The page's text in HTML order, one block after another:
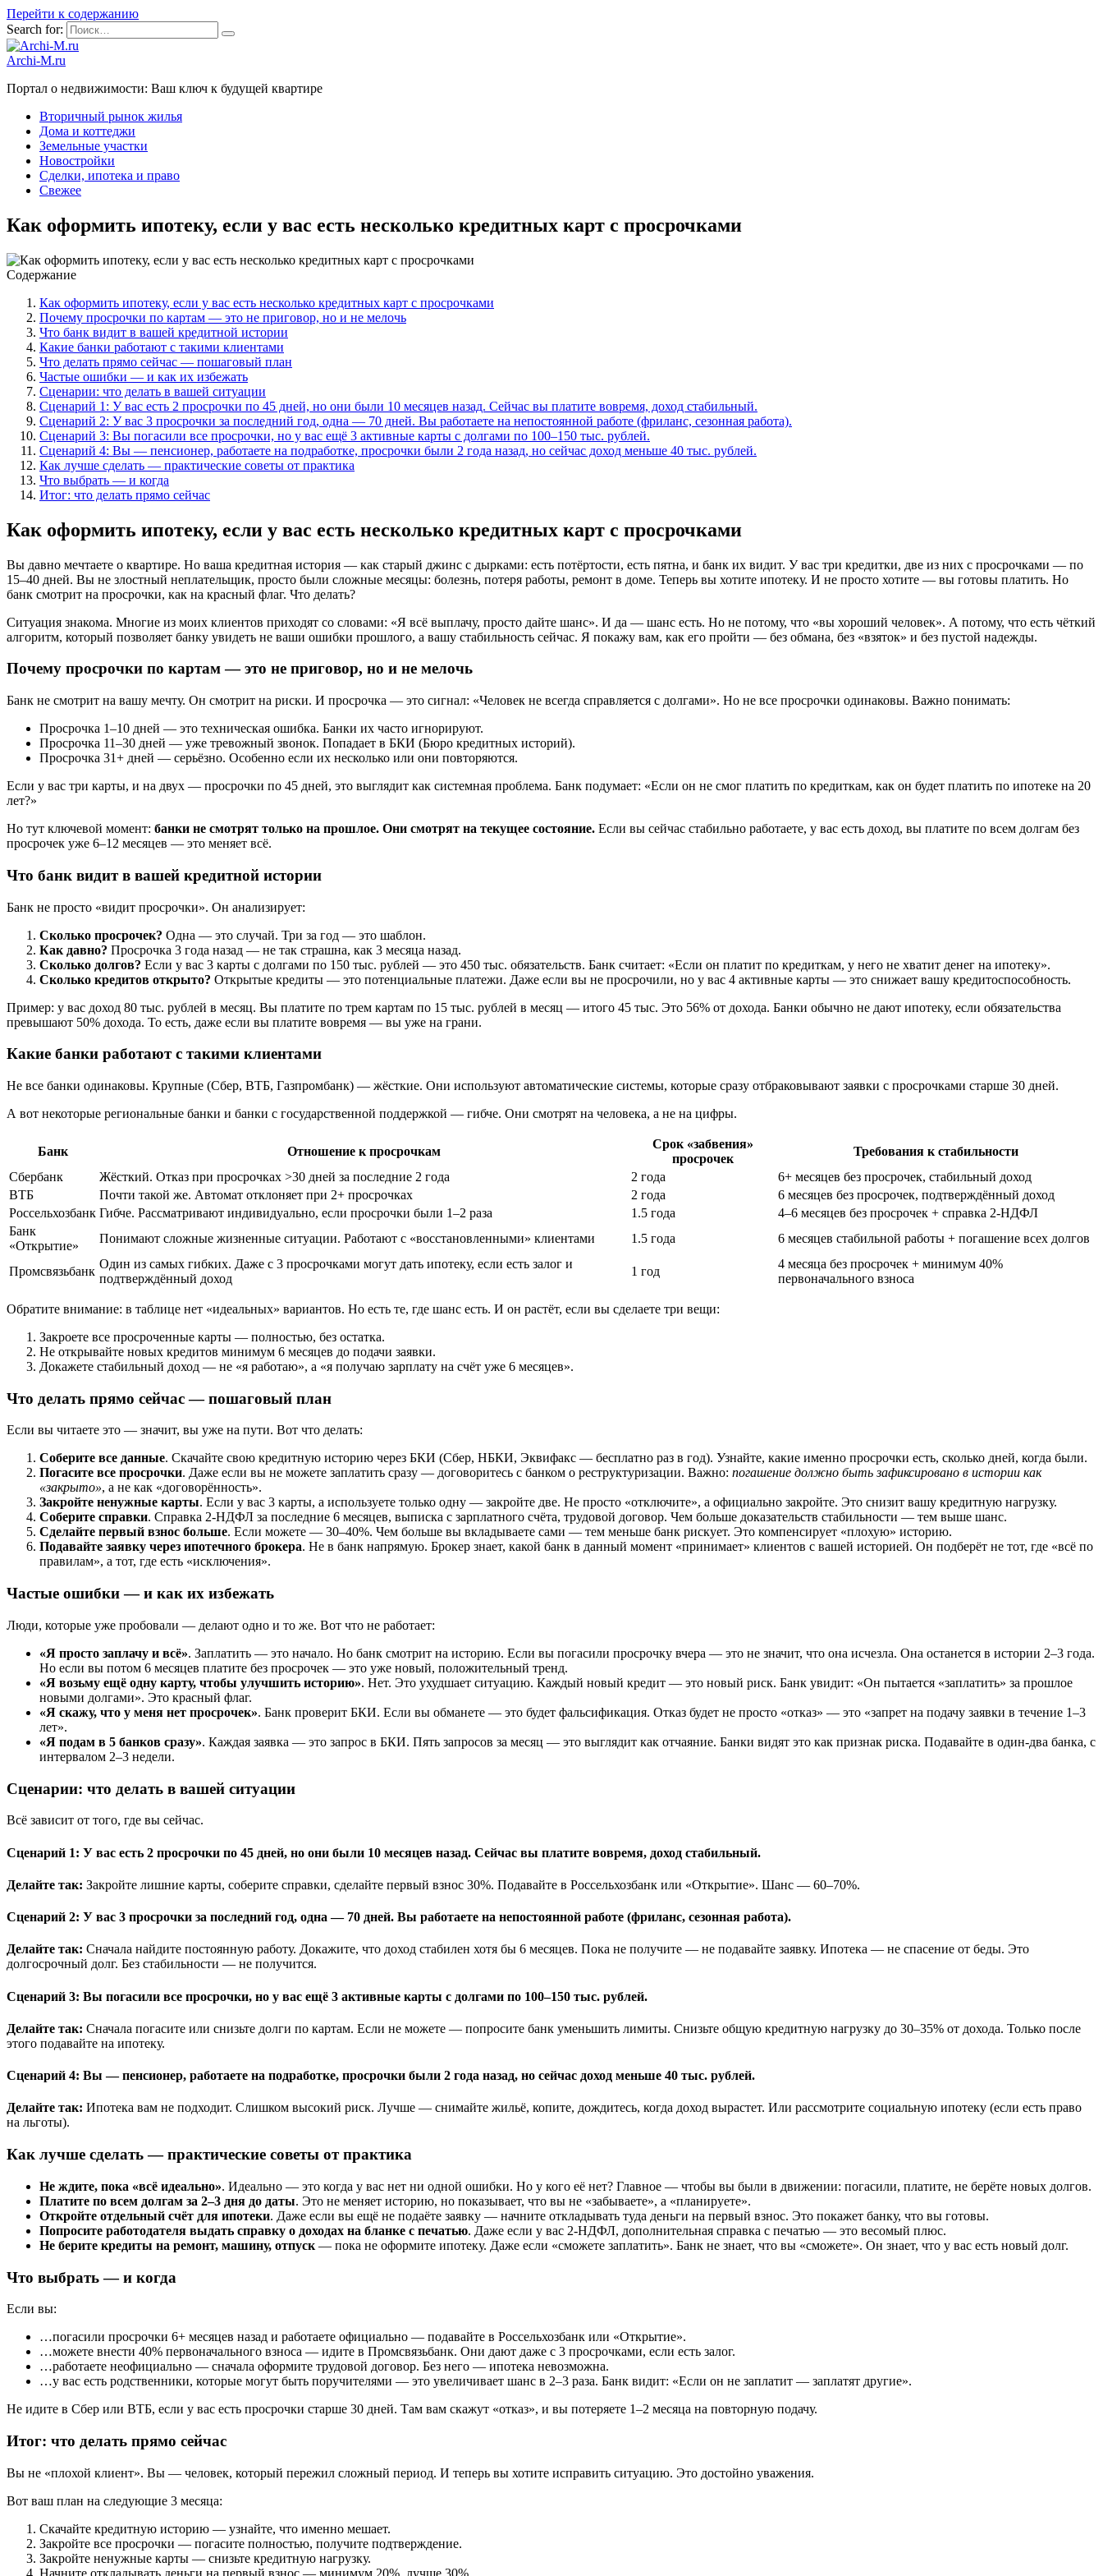
Перейти к содержанию
Search for:
Archi-M.ru
Портал о недвижимости: Ваш ключ к будущей квартире
Вторичный рынок жилья
Дома и коттеджи
Земельные участки
Новостройки
Сделки, ипотека и право
Свежее
Как оформить ипотеку, если у вас есть несколько кредитных карт с просрочками
Содержание
Как оформить ипотеку, если у вас есть несколько кредитных карт с просрочками
Почему просрочки по картам — это не приговор, но и не мелочь
Что банк видит в вашей кредитной истории
Какие банки работают с такими клиентами
Что делать прямо сейчас — пошаговый план
Частые ошибки — и как их избежать
Сценарии: что делать в вашей ситуации
Сценарий 1: У вас есть 2 просрочки по 45 дней, но они были 10 месяцев назад. Сейчас вы платите вовремя, доход стабильный.
Сценарий 2: У вас 3 просрочки за последний год, одна — 70 дней. Вы работаете на непостоянной работе (фриланс, сезонная работа).
Сценарий 3: Вы погасили все просрочки, но у вас ещё 3 активные карты с долгами по 100–150 тыс. рублей.
Сценарий 4: Вы — пенсионер, работаете на подработке, просрочки были 2 года назад, но сейчас доход меньше 40 тыс. рублей.
Как лучше сделать — практические советы от практика
Что выбрать — и когда
Итог: что делать прямо сейчас
Как оформить ипотеку, если у вас есть несколько кредитных карт с просрочками
Вы давно мечтаете о квартире. Но ваша кредитная история — как старый джинс с дырками: есть потёртости, есть пятна, и банк их видит. У вас три кредитки, две из них с просрочками — по
15–40 дней. Вы не злостный неплательщик, просто были сложные месяцы: болезнь, потеря работы, ремонт в доме. Теперь вы хотите ипотеку. И не просто хотите — вы готовы платить. Но
банк смотрит на просрочки, как на красный флаг. Что делать?
Ситуация знакома. Многие из моих клиентов приходят со словами: «Я всё выплачу, просто дайте шанс». И да — шанс есть. Но не потому, что «вы хороший человек». А потому, что есть чёткий
алгоритм, который позволяет банку увидеть не ваши ошибки прошлого, а вашу стабильность сейчас. Я покажу вам, как его пройти — без обмана, без «взяток» и без пустой надежды.
Почему просрочки по картам — это не приговор, но и не мелочь
Банк не смотрит на вашу мечту. Он смотрит на риски. И просрочка — это сигнал: «Человек не всегда справляется с долгами». Но не все просрочки одинаковы. Важно понимать:
Просрочка 1–10 дней — это техническая ошибка. Банки их часто игнорируют.
Просрочка 11–30 дней — уже тревожный звонок. Попадает в БКИ (Бюро кредитных историй).
Просрочка 31+ дней — серьёзно. Особенно если их несколько или они повторяются.
Если у вас три карты, и на двух — просрочки по 45 дней, это выглядит как системная проблема. Банк подумает: «Если он не смог платить по кредиткам, как он будет платить по ипотеке на 20
лет?»
Но тут ключевой момент: банки не смотрят только на прошлое. Они смотрят на текущее состояние. Если вы сейчас стабильно работаете, у вас есть доход, вы платите по всем долгам без
просрочек уже 6–12 месяцев — это меняет всё.
Что банк видит в вашей кредитной истории
Банк не просто «видит просрочки». Он анализирует:
Сколько просрочек? Одна — это случай. Три за год — это шаблон.
Как давно? Просрочка 3 года назад — не так страшна, как 3 месяца назад.
Сколько долгов? Если у вас 3 карты с долгами по 150 тыс. рублей — это 450 тыс. обязательств. Банк считает: «Если он платит по кредиткам, у него не хватит денег на ипотеку».
Сколько кредитов открыто? Открытые кредиты — это потенциальные платежи. Даже если вы не просрочили, но у вас 4 активные карты — это снижает вашу кредитоспособность.
Пример: у вас доход 80 тыс. рублей в месяц. Вы платите по трем картам по 15 тыс. рублей в месяц — итого 45 тыс. Это 56% от дохода. Банки обычно не дают ипотеку, если обязательства
превышают 50% дохода. То есть, даже если вы платите вовремя — вы уже на грани.
Какие банки работают с такими клиентами
Не все банки одинаковы. Крупные (Сбер, ВТБ, Газпромбанк) — жёсткие. Они используют автоматические системы, которые сразу отбраковывают заявки с просрочками старше 30 дней.
А вот некоторые региональные банки и банки с государственной поддержкой — гибче. Они смотрят на человека, а не на цифры.
Банк Отношение к просрочкам
Срок «забвения»
просрочек
Требования к стабильности
Сбербанк
Жёсткий. Отказ при просрочках >30 дней за последние 2 года 2 года
6+ месяцев без просрочек, стабильный доход
ВТБ
Почти такой же. Автомат отклоняет при 2+ просрочках 2 года
6 месяцев без просрочек, подтверждённый доход
Россельхозбанк Гибче. Рассматривают индивидуально, если просрочки были 1–2 раза 1.5 года
4–6 месяцев без просрочек + справка 2-НДФЛ
Банк
«Открытие»
Понимают сложные жизненные ситуации. Работают с «восстановленными» клиентами 1.5 года 6 месяцев стабильной работы + погашение всех долгов
Промсвязьбанк
Один из самых гибких. Даже с 3 просрочками могут дать ипотеку, если есть залог и
подтверждённый доход
1 год
4 месяца без просрочек + минимум 40%
первоначального взноса
Обратите внимание: в таблице нет «идеальных» вариантов. Но есть те, где шанс есть. И он растёт, если вы сделаете три вещи:
Закроете все просроченные карты — полностью, без остатка.
Не открывайте новых кредитов минимум 6 месяцев до подачи заявки.
Докажете стабильный доход — не «я работаю», а «я получаю зарплату на счёт уже 6 месяцев».
Что делать прямо сейчас — пошаговый план
Если вы читаете это — значит, вы уже на пути. Вот что делать:
Соберите все данные. Скачайте свою кредитную историю через БКИ (Сбер, НБКИ, Эквифакс — бесплатно раз в год). Узнайте, какие именно просрочки есть, сколько дней, когда были.
Погасите все просрочки. Даже если вы не можете заплатить сразу — договоритесь с банком о реструктуризации. Важно: погашение должно быть зафиксировано в истории как
«закрыто», а не как «договорённость».
Закройте ненужные карты. Если у вас 3 карты, а используете только одну — закройте две. Не просто «отключите», а официально закройте. Это снизит вашу кредитную нагрузку.
Соберите справки. Справка 2-НДФЛ за последние 6 месяцев, выписка с зарплатного счёта, трудовой договор. Чем больше доказательств стабильности — тем выше шанс.
Сделайте первый взнос больше. Если можете — 30–40%. Чем больше вы вкладываете сами — тем меньше банк рискует. Это компенсирует «плохую» историю.
Подавайте заявку через ипотечного брокера. Не в банк напрямую. Брокер знает, какой банк в данный момент «принимает» клиентов с вашей историей. Он подберёт не тот, где «всё по
правилам», а тот, где есть «исключения».
Частые ошибки — и как их избежать
Люди, которые уже пробовали — делают одно и то же. Вот что не работает:
«Я просто заплачу и всё». Заплатить — это начало. Но банк смотрит на историю. Если вы погасили просрочку вчера — это не значит, что она исчезла. Она останется в истории 2–3 года.
Но если вы потом 6 месяцев платите без просрочек — это уже новый, положительный тренд.
«Я возьму ещё одну карту, чтобы улучшить историю». Нет. Это ухудшает ситуацию. Каждый новый кредит — это новый риск. Банк увидит: «Он пытается «заплатить» за прошлое
новыми долгами». Это красный флаг.
«Я скажу, что у меня нет просрочек». Банк проверит БКИ. Если вы обманете — это будет фальсификация. Отказ будет не просто «отказ» — это «запрет на подачу заявки в течение 1–3
лет».
«Я подам в 5 банков сразу». Каждая заявка — это запрос в БКИ. Пять запросов за месяц — это выглядит как отчаяние. Банки видят это как признак риска. Подавайте в один-два банка, с
интервалом 2–3 недели.
Сценарии: что делать в вашей ситуации
Всё зависит от того, где вы сейчас.
Сценарий 1: У вас есть 2 просрочки по 45 дней, но они были 10 месяцев назад. Сейчас вы платите вовремя, доход стабильный.
Делайте так: Закройте лишние карты, соберите справки, сделайте первый взнос 30%. Подавайте в Россельхозбанк или «Открытие». Шанс — 60–70%.
Сценарий 2: У вас 3 просрочки за последний год, одна — 70 дней. Вы работаете на непостоянной работе (фриланс, сезонная работа).
Делайте так: Сначала найдите постоянную работу. Докажите, что доход стабилен хотя бы 6 месяцев. Пока не получите — не подавайте заявку. Ипотека — не спасение от беды. Это
долгосрочный долг. Без стабильности — не получится.
Сценарий 3: Вы погасили все просрочки, но у вас ещё 3 активные карты с долгами по 100–150 тыс. рублей.
Делайте так: Сначала погасите или снизьте долги по картам. Если не можете — попросите банк уменьшить лимиты. Снизьте общую кредитную нагрузку до 30–35% от дохода. Только после
этого подавайте на ипотеку.
Сценарий 4: Вы — пенсионер, работаете на подработке, просрочки были 2 года назад, но сейчас доход меньше 40 тыс. рублей.
Делайте так: Ипотека вам не подходит. Слишком высокий риск. Лучше — снимайте жильё, копите, дождитесь, когда доход вырастет. Или рассмотрите социальную ипотеку (если есть право
на льготы).
Как лучше сделать — практические советы от практика
Не ждите, пока «всё идеально». Идеально — это когда у вас нет ни одной ошибки. Но у кого её нет? Главное — чтобы вы были в движении: погасили, платите, не берёте новых долгов.
Платите по всем долгам за 2–3 дня до даты. Это не меняет историю, но показывает, что вы не «забываете», а «планируете».
Откройте отдельный счёт для ипотеки. Даже если вы ещё не подаёте заявку — начните откладывать туда деньги на первый взнос. Это покажет банку, что вы готовы.
Попросите работодателя выдать справку о доходах на бланке с печатью. Даже если у вас 2-НДФЛ, дополнительная справка с печатью — это весомый плюс.
Не берите кредиты на ремонт, машину, отпуск — пока не оформите ипотеку. Даже если «сможете заплатить». Банк не знает, что вы «сможете». Он знает, что у вас есть новый долг.
Что выбрать — и когда
Если вы:
…погасили просрочки 6+ месяцев назад и работаете официально — подавайте в Россельхозбанк или «Открытие».
…можете внести 40% первоначального взноса — идите в Промсвязьбанк. Они дают даже с 3 просрочками, если есть залог.
…работаете неофициально — сначала оформите трудовой договор. Без него — ипотека невозможна.
…у вас есть родственники, которые могут быть поручителями — это увеличивает шанс в 2–3 раза. Банк видит: «Если он не заплатит — заплатят другие».
Не идите в Сбер или ВТБ, если у вас есть просрочки старше 30 дней. Там вам скажут «отказ», и вы потеряете 1–2 месяца на повторную подачу.
Итог: что делать прямо сейчас
Вы не «плохой клиент». Вы — человек, который пережил сложный период. И теперь вы хотите исправить ситуацию. Это достойно уважения.
Вот ваш план на следующие 3 месяца:
Скачайте кредитную историю — узнайте, что именно мешает.
Закройте все просрочки — погасите полностью, получите подтверждение.
Закройте ненужные карты — снизьте кредитную нагрузку.
Начните откладывать деньги на первый взнос — минимум 20%, лучше 30%.